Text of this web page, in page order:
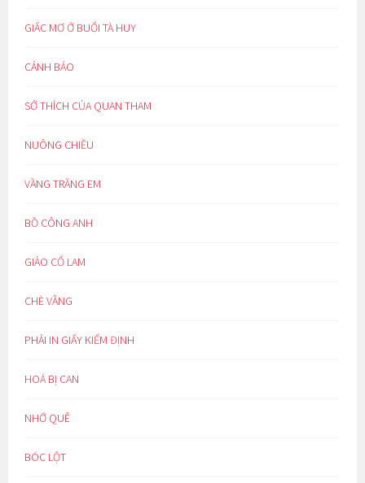
GIẤC MƠ Ở BUỔI TÀ HUY
CẢNH BÁO
SỞ THÍCH CỦA QUAN THAM
NUÔNG CHIỀU
VẦNG TRĂNG EM
BỒ CÔNG ANH
GIẢO CỔ LAM
CHÈ VẰNG
PHẢI IN GIẤY KIỂM ĐỊNH
HOÁ BỊ CAN
NHỚ QUÊ
BÓC LỘT